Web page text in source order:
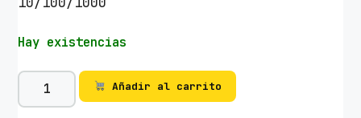
Hay existencias
S
w
Añadir al carrito